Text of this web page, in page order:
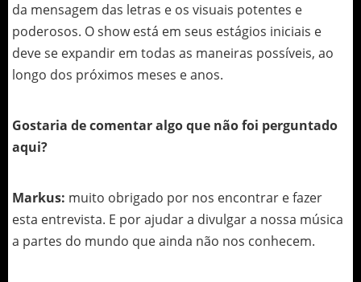
da mensagem das letras e os visuais potentes e
poderosos. O show está em seus estágios iniciais e
deve se expandir em todas as maneiras possíveis, ao
longo dos próximos meses e anos.
Gostaria de comentar algo que não foi perguntado
aqui?
Markus: muito obrigado por nos encontrar e fazer
esta entrevista. E por ajudar a divulgar a nossa música
a partes do mundo que ainda não nos conhecem.